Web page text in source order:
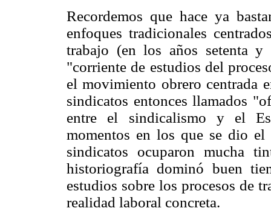
Recordemos que hace ya
enfoques tradicionales
trabajo (en los años setenta
"corriente de estudios del
el movimiento obrero centrada
sindicatos entonces llamados
entre el sindicalismo y el
momentos en los que se dio
sindicatos ocuparon mucha
historiografía dominó buen
estudios sobre los procesos de
realidad laboral concreta.